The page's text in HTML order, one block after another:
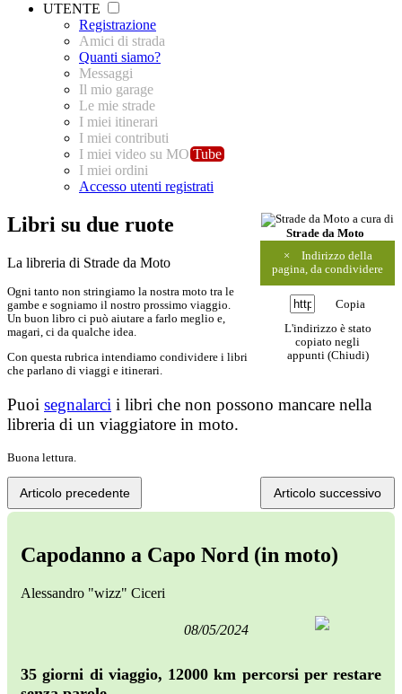
UTENTE
Registrazione
Amici di strada
Quanti siamo?
Messaggi
Il mio garage
Le mie strade
I miei itinerari
I miei contributi
I miei video su MO Tube
I miei ordini
Accesso utenti registrati
a cura di
Strade da Moto
×
Indirizzo della
pagina, da condividere
Copia
L'indirizzo è stato
copiato negli
appunti (Chiudi)
Libri su due ruote
La libreria di Strade da Moto
Ogni tanto non stringiamo la nostra moto tra le
gambe e sogniamo il nostro prossimo viaggio.
Un buon libro ci può aiutare a farlo meglio e,
magari, ci da qualche idea.
Con questa rubrica intendiamo condividere i libri
che parlano di viaggi e itinerari.
Puoi segnalarci i libri che non possono mancare nella
libreria di un viaggiatore in moto.
Buona lettura.
Articolo precedente Articolo successivo
Capodanno a Capo Nord (in moto)
Alessandro "wizz" Ciceri
08/05/2024
35 giorni di viaggio, 12000 km percorsi per restare